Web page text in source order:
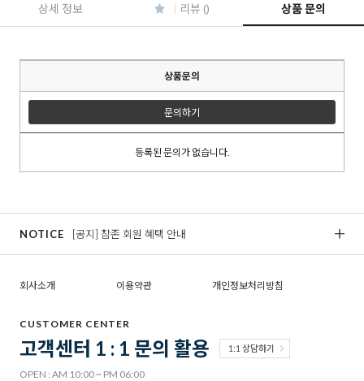
상세 정보 리뷰 () 상품 문의
상품문의
문의하기
등록된 문의가 없습니다.
NOTICE [공지] 참존 회원 혜택 안내
회사소개 이용약관 개인정보처리방침
CUSTOMER CENTER
고객센터 1 : 1 문의 활용 1:1 상담하기
OPEN : AM 10:00 ~ PM 06:00